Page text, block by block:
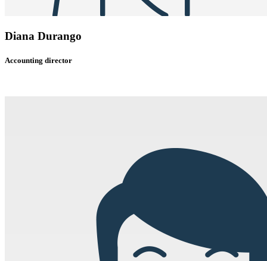
Diana Durango
Accounting director